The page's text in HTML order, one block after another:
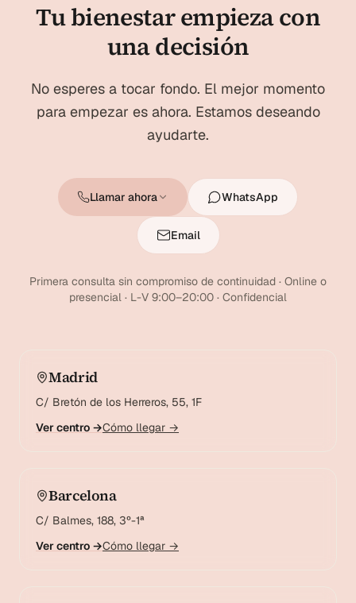
Tu bienestar empieza con
una decisión
No esperes a tocar fondo. El mejor momento
para empezar es ahora. Estamos deseando
ayudarte.
Llamar ahora WhatsApp
Email
Primera consulta sin compromiso de continuidad · Online o
presencial · L-V 9:00–20:00 · Confidencial
Madrid
C/ Bretón de los Herreros, 55, 1F
Ver centro →Cómo llegar →
Barcelona
C/ Balmes, 188, 3º-1ª
Ver centro →Cómo llegar →